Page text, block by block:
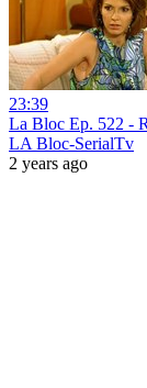
23:39
La Bloc Ep. 522 -
LA Bloc-SerialTv
2 years ago